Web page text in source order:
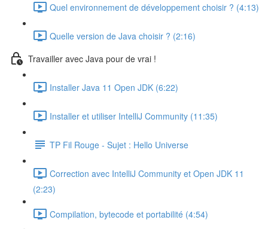
Quel environnement de développement choisir ? (4:13)
Quelle version de Java choisir ? (2:16)
Travailler avec Java pour de vrai !
Installer Java 11 Open JDK (6:22)
Installer et utiliser IntelliJ Community (11:35)
TP Fil Rouge - Sujet : Hello Universe
Correction avec IntelliJ Community et Open JDK 11
(2:23)
Compilation, bytecode et portabilité (4:54)